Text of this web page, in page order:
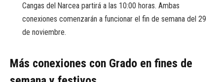
Cangas del Narcea partirá a las 10:00 horas. Ambas
conexiones comenzarán a funcionar el fin de semana del 29
de noviembre.
Más conexiones con Grado en fines de